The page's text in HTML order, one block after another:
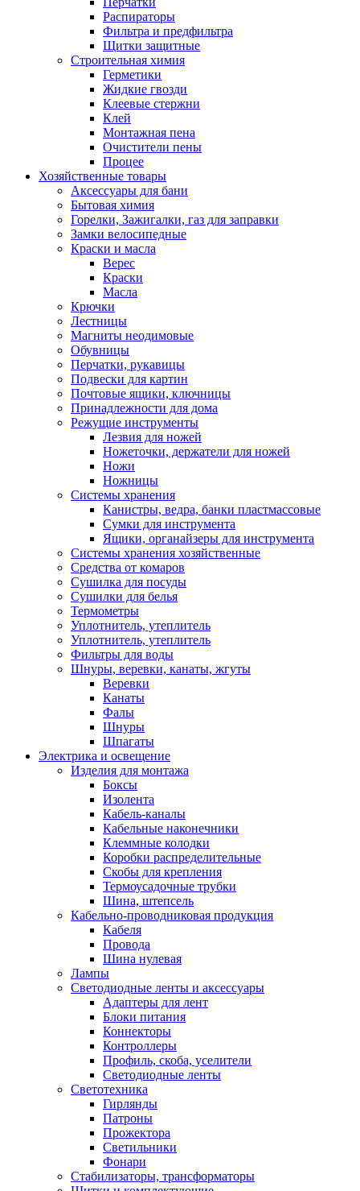
Распираторы
Фильтра и предфильтра
Щитки защитные
Строительная химия
Герметики
Жидкие гвозди
Клеевые стержни
Клей
Монтажная пена
Очистители пены
Процее
Хозяйственные товары
Аксессуары для бани
Бытовая химия
Горелки, Зажигалки, газ для заправки
Замки велосипедные
Краски и масла
Верес
Краски
Масла
Крючки
Лестницы
Магниты неодимовые
Обувницы
Перчатки, рукавицы
Подвески для картин
Почтовые ящики, ключницы
Принадлежности для дома
Режущие инструменты
Лезвия для ножей
Ножеточки, держатели для ножей
Ножи
Ножницы
Системы хранения
Канистры, ведра, банки пластмассовые
Сумки для инструмента
Ящики, органайзеры для инструмента
Системы хранения хозяйственные
Средства от комаров
Сушилка для посуды
Сушилки для белья
Термометры
Уплотнитель, утеплитель
Уплотнитель, утеплитель
Фильтры для воды
Шнуры, веревки, канаты, жгуты
Веревки
Канаты
Фалы
Шнуры
Шпагаты
Электрика и освещение
Изделия для монтажа
Боксы
Изолента
Кабель-каналы
Кабельные наконечники
Клеммные колодки
Коробки распределительные
Скобы для крепления
Термоусадочные трубки
Шина, штепсель
Кабельно-проводниковая продукция
Кабеля
Провода
Шина нулевая
Лампы
Светодиодные ленты и аксессуары
Адаптеры для лент
Блоки питания
Коннекторы
Контроллеры
Профиль, скоба, уселители
Светодиодные ленты
Светотехника
Гирлянды
Патроны
Прожектора
Светильники
Фонари
Стабилизаторы, трансформаторы